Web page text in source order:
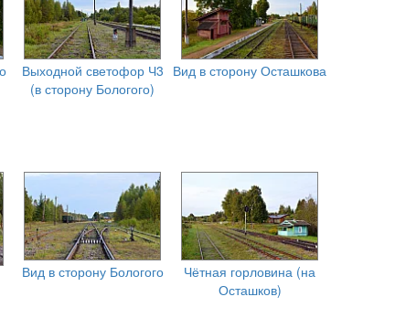
Выходной светофор Ч3
(в сторону Бологого)
Вид в сторону Осташкова
Вид в сторону Бологого
Чётная горловина (на
Осташков)